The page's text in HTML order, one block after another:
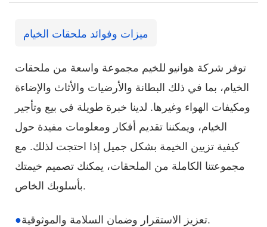
ميزات وفوائد ملحقات الخيام
توفر شركة هوانيو للخيم مجموعة واسعة من ملحقات
الخيام، بما في ذلك البطانة والأرضيات والأثاث والإضاءة
ومكيفات الهواء وغيرها. لدينا خبرة طويلة في بيع وتأجير
الخيام، ويمكننا تقديم أفكار ومعلومات مفيدة حول
كيفية تزيين الخيمة بشكل جميل إذا احتجت لذلك. مع
مجموعتنا الكاملة من الملحقات، يمكنك تصميم خيمتك
بأسلوبك الخاص.
●
تعزيز الاستقرار وضمان السلامة والموثوقية.